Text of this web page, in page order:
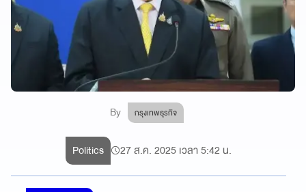
By กรุงเทพธุรกิจ
Politics 27 ส.ค. 2025 เวลา 5:42 น.